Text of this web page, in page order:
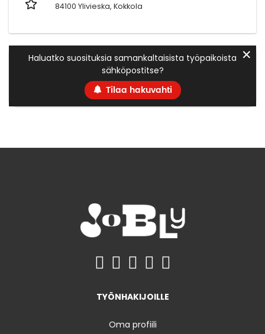
84100 Ylivieska, Kokkola
Haluatko suosituksia samankaltaisista työpaikoista
sähköpostitse?
Tilaa hakuvahti
✕
TYÖNHAKIJOILLE
Oma profiili